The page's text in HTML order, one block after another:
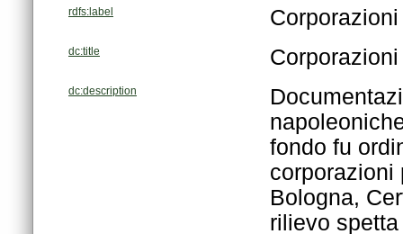
rdfs:label
dc:title
dc:description